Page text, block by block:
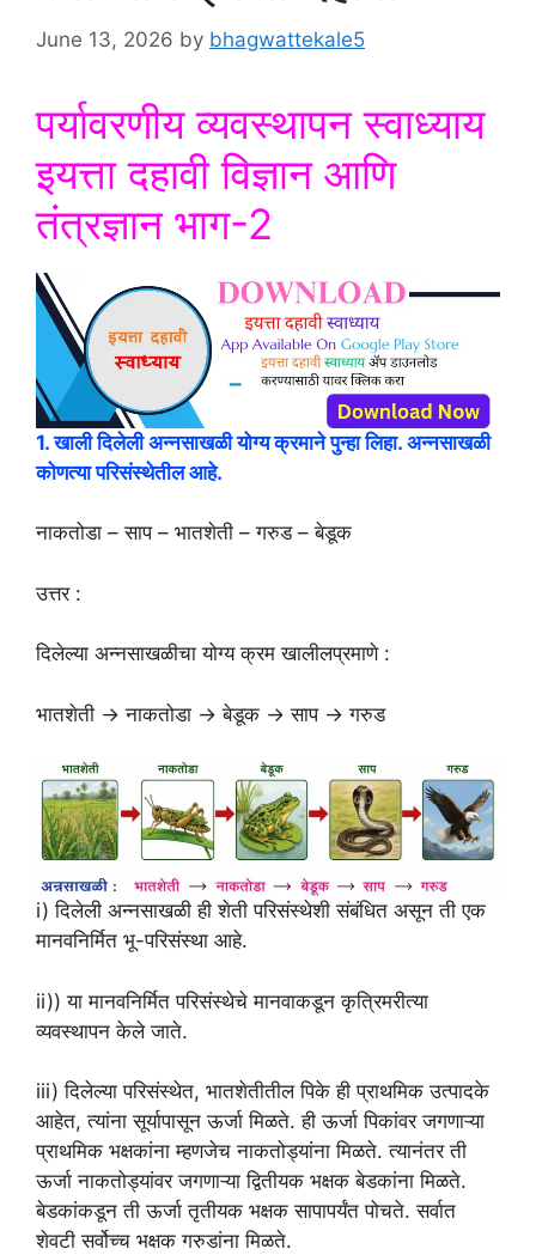
June 13, 2026 by bhagwattekale5
पर्यावरणीय व्यवस्थापन स्वाध्याय
इयत्ता दहावी विज्ञान आणि
तंत्रज्ञान भाग-2
1. खाली दिलेली अन्नसाखळी योग्य क्रमाने पुन्हा लिहा. अन्नसाखळी
कोणत्या परिसंस्थेतील आहे.
नाकतोडा – साप – भातशेती – गरुड – बेडूक
उत्तर :
दिलेल्या अन्नसाखळीचा योग्य क्रम खालीलप्रमाणे :
भातशेती → नाकतोडा → बेडूक → साप → गरुड
i) दिलेली अन्नसाखळी ही शेती परिसंस्थेशी संबंधित असून ती एक
मानवनिर्मित भू-परिसंस्था आहे.
ii)) या मानवनिर्मित परिसंस्थेचे मानवाकडून कृत्रिमरीत्या
व्यवस्थापन केले जाते.
iii) दिलेल्या परिसंस्थेत, भातशेतीतील पिके ही प्राथमिक उत्पादके
आहेत, त्यांना सूर्यापासून ऊर्जा मिळते. ही ऊर्जा पिकांवर जगणाऱ्या
प्राथमिक भक्षकांना म्हणजेच नाकतोड्यांना मिळते. त्यानंतर ती
ऊर्जा नाकतोड्यांवर जगणाऱ्या द्वितीयक भक्षक बेडकांना मिळते.
बेडकांकडून ती ऊर्जा तृतीयक भक्षक सापापर्यंत पोचते. सर्वात
शेवटी सर्वोच्च भक्षक गरुडांना मिळते.